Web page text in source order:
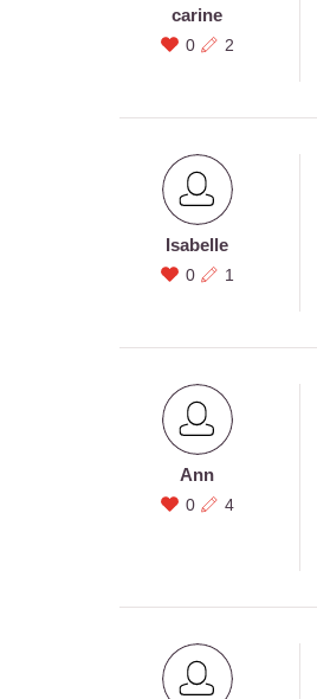
carine
0 2
Isabelle
0 1
Ann
0 4